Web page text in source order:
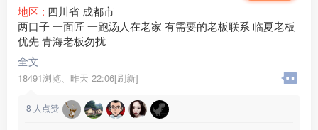
地区 : 四川省 成都市
两口子 一面匠 一跑汤人在老家 有需要的老板联系 临夏老板
优先 青海老板勿扰
全文
18491浏览、 昨天 22:06[刷新]
8 人点赞